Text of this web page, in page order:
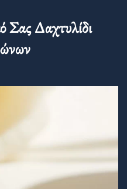
Σας Δαχτυλίδι